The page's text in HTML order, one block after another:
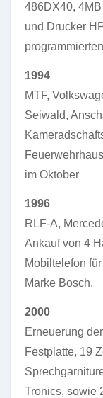
486DX40,
und Drucker
1994
MTF,
Seiwald,
im Oktober
1996
RLF-A,
Ankauf von 4
Mobiltelefon
Marke Bosch.
2000
Erneuerung
Festplatte, 19
Tronics, sowie